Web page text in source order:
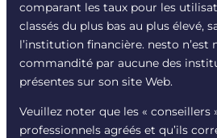
comparant les taux pour les
classés du plus bas au plus élevé,
l’institution financière. nesto n’est
commandité par aucune des
présentes sur son site Web.
Veuillez noter que les « conseillers
professionnels agréés et qu’ils